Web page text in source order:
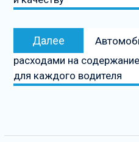
записям
Далее
запись
расходами на
для каждого водителя